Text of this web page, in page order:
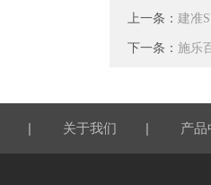
上一条： 建准
下一条： 施乐
| 关于我们 | 产品